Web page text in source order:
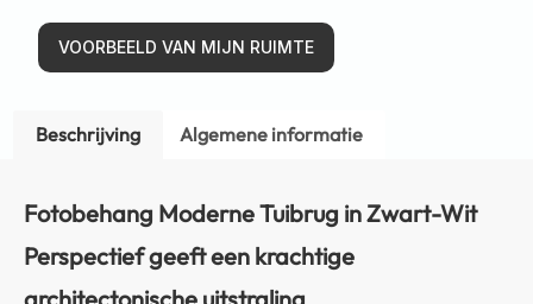
VOORBEELD VAN MIJN RUIMTE
Beschrijving Algemene informatie
Fotobehang Moderne Tuibrug in Zwart-Wit
Perspectief geeft een krachtige